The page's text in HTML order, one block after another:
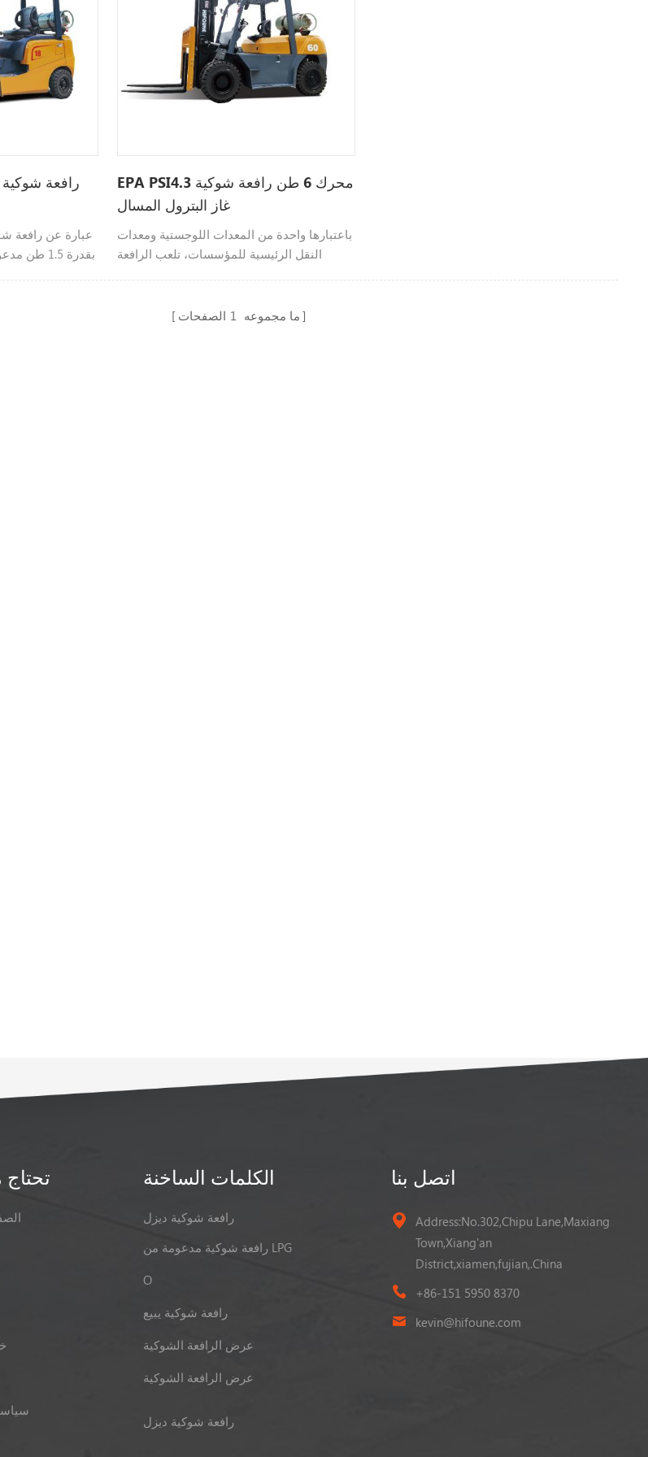
بقدرة 1.5
EPA PSI4.3 محرك 6 طن رافعة شوكية
غاز البترول المسال
باعتبارها واحدة من المعدات اللوجستية ومعدات
النقل الرئيسية للمؤسسات، تلعب الرافعة
ما مجموعه 1 الصفحات
الكلمات الساخنة
رافعة شوكية ديزل
رافعة شوكية مدعومة من LPG
O
رافعة شوكية يبيع
عرض الرافعة الشوكية
عرض الرافعة الشوكية
رافعة شوكية ديزل
اتصل بنا
Address:No.302,Chipu Lane,Maxiang
Town,Xiang'an
District,xiamen,fujian,.China
+86-151 5950 8370
kevin@hifoune.com